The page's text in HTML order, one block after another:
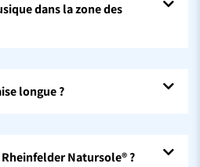
dans la zone des
longue ?
Natursole® ?